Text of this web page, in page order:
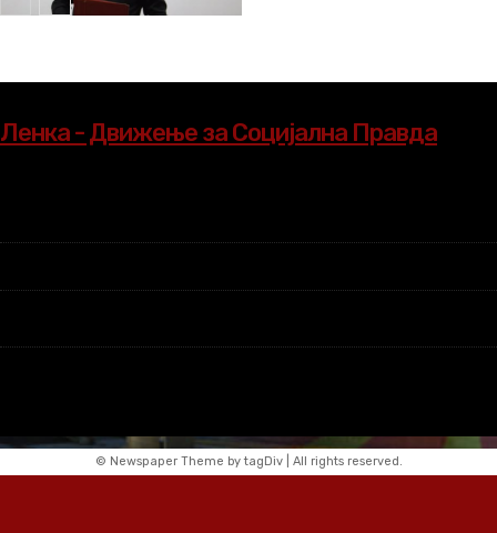
Ленка - Движење за Социјална Правда
© Newspaper Theme by tagDiv | All rights reserved.